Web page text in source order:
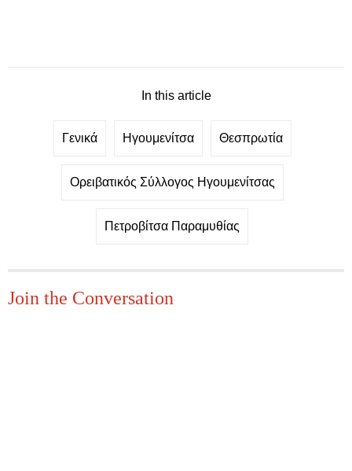
In this article
Γενικά Ηγουμενίτσα Θεσπρωτία
Ορειβατικός Σύλλογος Ηγουμενίτσας
Πετροβίτσα Παραμυθίας
Join the Conversation